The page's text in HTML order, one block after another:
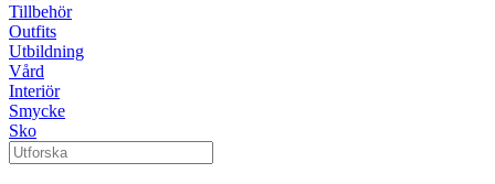
Tillbehör
Outfits
Utbildning
Vård
Interiör
Smycke
Sko